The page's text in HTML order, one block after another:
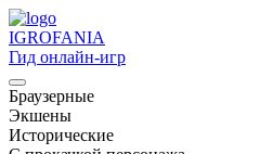
IGROFANIA
Гид онлайн-игр
Браузерные
Экшены
Исторические